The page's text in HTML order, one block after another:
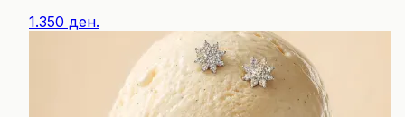
1.350 ден.